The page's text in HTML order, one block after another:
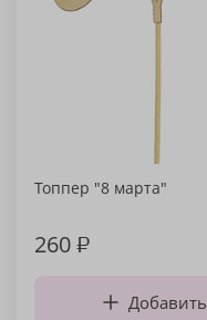
Топпер "8 марта"
260₽
Добавить